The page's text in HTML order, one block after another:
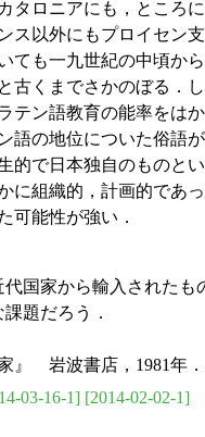
タロニアにも，ところ
ス以外にもプロイセン
ても一九世紀の中頃か
古くまでさかのぼる．
テン語教育の能率をは
語の地位についた俗語
的で日本独自のものと
に組織的，計画的であ
可能性が強い．
国家から輸入されたも
題だろう．
岩波書店，1981年．
03-16-1] [2014-02-02-1]